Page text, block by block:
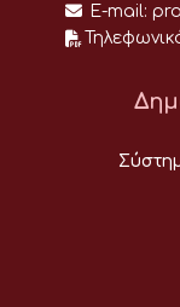
E-mail: